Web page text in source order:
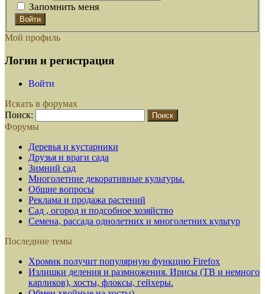
Запомнить меня
Войти
Мой профиль
Логин и регистрация
Войти
Искать в форумах
Поиск:
Форумы
Деревья и кустарники
Друзья и враги сада
Зимний сад
Многолетние декоративные культуры.
Общие вопросы
Реклама и продажа растений
Сад , огород и подсобное хозяйство
Семена, рассада однолетних и многолетних культур
Последние темы
Хромик получит популярную функцию Firefox
Излишки деления и размножения. Ирисы (ТВ и немного
карликов), хосты, флоксы, гейхеры.